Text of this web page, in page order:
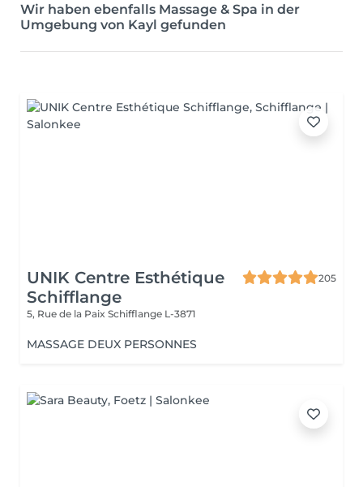
Wir haben ebenfalls Massage & Spa in der
Umgebung von Kayl gefunden
UNIK Centre Esthétique
Schifflange
205
5, Rue de la Paix Schifflange L-3871
MASSAGE DEUX PERSONNES